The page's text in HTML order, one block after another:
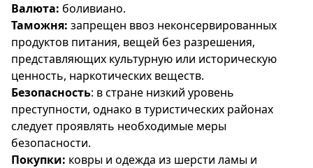
Валюта: боливиано.
Таможня: запрещен ввоз неконсервированных
продуктов питания, вещей без разрешения,
представляющих культурную или историческую
ценность, наркотических веществ.
Безопасность: в стране низкий уровень
преступности, однако в туристических районах
следует проявлять необходимые меры
безопасности.
Покупки: ковры и одежда из шерсти ламы и